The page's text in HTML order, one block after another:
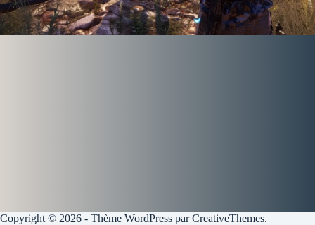
Copyright © 2026 - Thème WordPress parCreativeThemes.